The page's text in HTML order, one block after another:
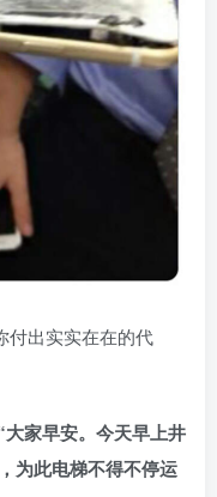
付出实实在在的代
大家早安。今天早上井
为此电梯不得不停运